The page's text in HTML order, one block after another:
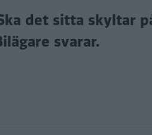
det sitta skyltar
svarar.